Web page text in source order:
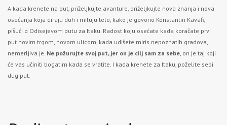
A kada krenete na put, priželjkujte avanture, priželjkujte nova znanja i nova
osećanja koja diraju duh i miluju telo, kako je govorio Konstantin Kavafi,
pišući o Odisejevom putu za Itaku. Radost koju osećate kada koračate prvi
put novim trgom, novom ulicom, kada udišete miris nepoznatih gradova,
nemerljiva je. Ne požurujte svoj put, jer on je cilj sam za sebe, on je taj koji
će vas učiniti bogatim kada se vratite. I kada krenete za Itaku, poželite sebi
dug put.